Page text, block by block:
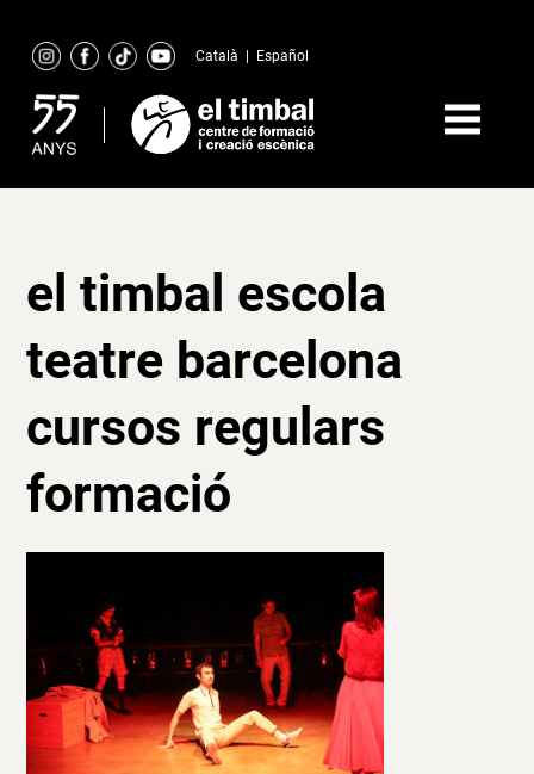
content
Català Español
el timbal escola
teatre barcelona
cursos regulars
formació